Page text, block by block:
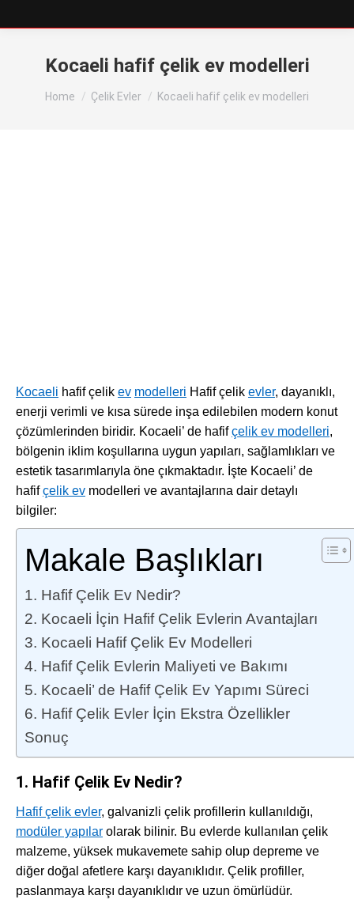
Kocaeli hafif çelik ev modelleri
You are here:
Home Çelik Evler Kocaeli hafif çelik ev modelleri
Kocaeli hafif çelik ev modelleri Hafif çelik evler, dayanıklı,
enerji verimli ve kısa sürede inşa edilebilen modern konut
çözümlerinden biridir. Kocaeli’ de hafifçelik ev modelleri,
bölgenin iklim koşullarına uygun yapıları, sağlamlıkları ve
estetik tasarımlarıyla öne çıkmaktadır. İşte Kocaeli’ de
hafifçelik ev modelleri ve avantajlarına dair detaylı
bilgiler:
Makale Başlıkları
1. Hafif Çelik Ev Nedir?
2. Kocaeli İçin Hafif Çelik Evlerin Avantajları
3. Kocaeli Hafif Çelik Ev Modelleri
4. Hafif Çelik Evlerin Maliyeti ve Bakımı
5. Kocaeli’ de Hafif Çelik Ev Yapımı Süreci
6. Hafif Çelik Evler İçin Ekstra Özellikler
Sonuç
1. Hafif Çelik Ev Nedir?
Hafif çelik evler, galvanizli çelik profillerin kullanıldığı,
modüler yapılar olarak bilinir. Bu evlerde kullanılan çelik
malzeme, yüksek mukavemete sahip olup depreme ve
diğer doğal afetlere karşı dayanıklıdır. Çelik profiller,
paslanmaya karşı dayanıklıdır ve uzun ömürlüdür.